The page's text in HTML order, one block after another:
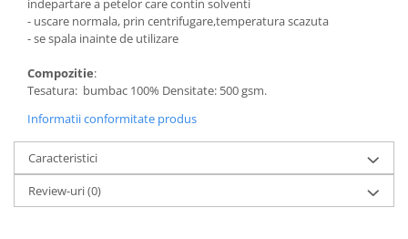
indepartare a petelor care contin solventi
- uscare normala, prin centrifugare,temperatura scazuta
- se spala inainte de utilizare
Compozitie:
Tesatura: bumbac 100% Densitate: 500 gsm.
Informatii conformitate produs
Caracteristici
Review-uri(0)